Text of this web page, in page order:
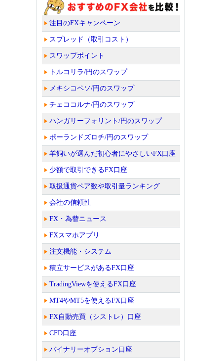
注目のFXキャンペーン
スプレッド（取引コスト）
スワップポイント
トルコリラ/円のスワップ
メキシコペソ/円のスワップ
チェココルナ/円のスワップ
ハンガリーフォリント/円のスワップ
ポーランドズロチ/円のスワップ
羊飼いが選んだ初心者にやさしいFX口座
少額で取引できるFX口座
取扱通貨ペア数や取引量ランキング
会社の信頼性
FX・為替ニュース
FXスマホアプリ
注文機能・システム
積立サービスがあるFX口座
TradingViewを使えるFX口座
MT4やMT5を使えるFX口座
FX自動売買（シストレ）口座
CFD口座
バイナリーオプション口座